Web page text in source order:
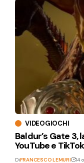
VIDEOGIOCHI
Baldur’s Gate
YouTube e TikTok
DiFRANCESCO LEMURI 14